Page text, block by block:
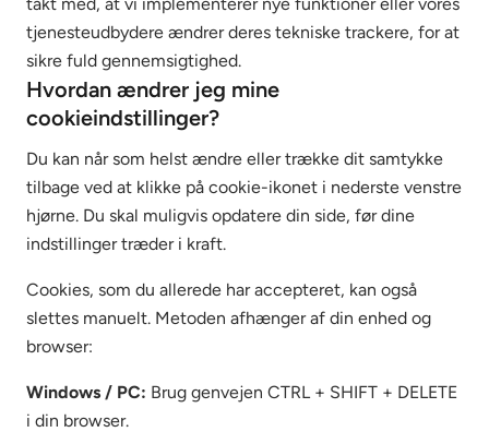
tjenesteudbydere ændrer deres tekniske trackere, for at
sikre fuld gennemsigtighed.
Hvordan ændrer jeg mine
cookieindstillinger?
Du kan når som helst ændre eller trække dit samtykke
tilbage ved at klikke på cookie-ikonet i nederste venstre
hjørne. Du skal muligvis opdatere din side, før dine
indstillinger træder i kraft.
Cookies, som du allerede har accepteret, kan også
slettes manuelt. Metoden afhænger af din enhed og
browser:
Windows / PC: Brug genvejen CTRL + SHIFT + DELETE
i din browser.